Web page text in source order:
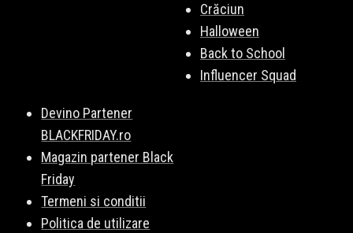
Crăciun
Halloween
Back to School
Influencer Squad
Devino Partener
BLACKFRIDAY.ro
Magazin partener Black
Friday
Termeni si conditii
Politica de utilizare